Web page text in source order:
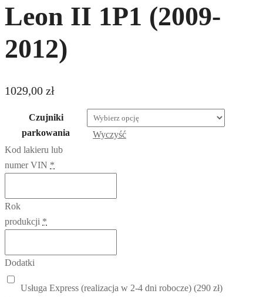
Leon II 1P1 (2009-
2012)
1029,00 zł
Czujniki
parkowania
Wyczyść
Kod lakieru lub
numer VIN *
Rok
produkcji *
Dodatki
Usługa Express (realizacja w 2-4 dni robocze) (290 zł)